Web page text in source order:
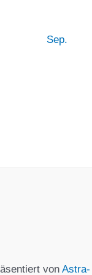
Sep.
von Astra-